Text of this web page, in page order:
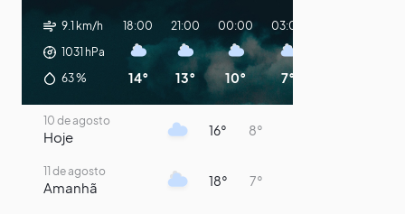
9.1 km/h
1031 hPa
63%
18:00
14°
21:00
13°
00:00
10°
03:00
7°
10 de agosto
Hoje 16° 8°
11 de agosto
Amanhã 18° 7°